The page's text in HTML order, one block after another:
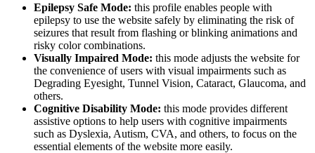
Epilepsy Safe Mode: this profile enables people with
epilepsy to use the website safely by eliminating the risk of
seizures that result from flashing or blinking animations and
risky color combinations.
Visually Impaired Mode: this mode adjusts the website for
the convenience of users with visual impairments such as
Degrading Eyesight, Tunnel Vision, Cataract, Glaucoma, and
others.
Cognitive Disability Mode: this mode provides different
assistive options to help users with cognitive impairments
such as Dyslexia, Autism, CVA, and others, to focus on the
essential elements of the website more easily.